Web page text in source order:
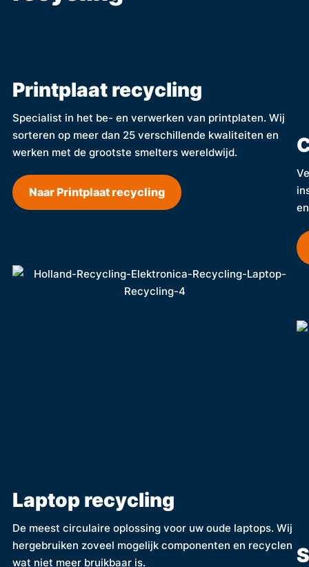
Printplaat recycling
Specialist in het be- en verwerken van printplaten. Wij
sorteren op meer dan 25 verschillende kwaliteiten en
werken met de grootste smelters wereldwijd.
Naar Printplaat recycling
Laptop recycling
De meest circulaire oplossing voor uw oude laptops. Wij
hergebruiken zoveel mogelijk componenten en recyclen
wat niet meer bruikbaar is.